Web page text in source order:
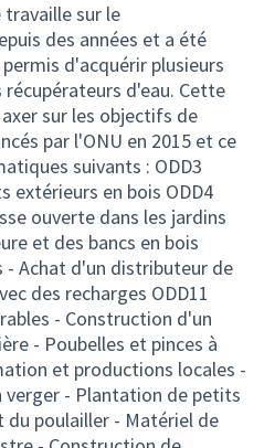
travaille sur le
des années et a été
d'acquérir plusieurs
d'eau. Cette
sur les objectifs de
par l'ONU en 2015 et ce
suivants : ODD3
extérieurs en bois ODD4
ouverte dans les jardins
et des bancs en bois
- Achat d'un distributeur de
des recharges ODD11
- Construction d'un
- Poubelles et pinces à
et productions locales -
- Plantation de petits
poulailler - Matériel de